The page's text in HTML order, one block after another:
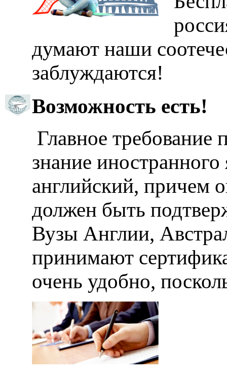
думают наши
заблуждаются!
Возможность есть!
Главное требование
знание
английский, причем
должен быть
Вузы Англии,
принимают
очень удобно,